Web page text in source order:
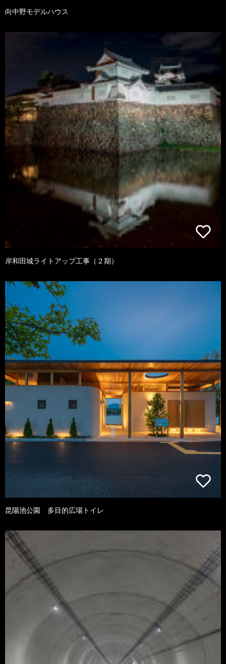
向中野モデルハウス
岸和田城ライトアップ工事（２期）
昆陽池公園 多目的広場トイレ